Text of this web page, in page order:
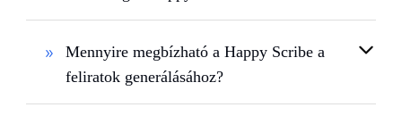
Mennyire megbízható a Happy Scribe a
feliratok generálásához?